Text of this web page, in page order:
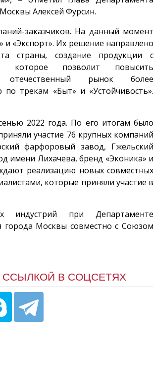
Алексей Фурсин.
заказчиков. На данный момент
и «Экспорт». Их решение направлено
страны, создание продукции с
которое позволит повысить
рынок более
трекам «Быт» и «Устойчивость».
2022 года. По его итогам было
участие 76 крупных компаний
фарфоровый завод, Гжельский
имени Лихачева, бренд «Эконика» и
реализацию новых совместных
которые приняли участие в
индустрий при Департаменте
города Москвы совместно с Союзом
В СОЦСЕТЯХ